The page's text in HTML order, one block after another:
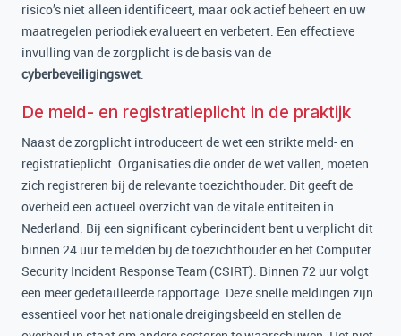
risico’s niet alleen identificeert, maar ook actief beheert en uw
maatregelen periodiek evalueert en verbetert. Een effectieve
invulling van de zorgplicht is de basis van de
cyberbeveiligingswet.
De meld- en registratieplicht in de praktijk
Naast de zorgplicht introduceert de wet een strikte meld- en
registratieplicht. Organisaties die onder de wet vallen, moeten
zich registreren bij de relevante toezichthouder. Dit geeft de
overheid een actueel overzicht van de vitale entiteiten in
Nederland. Bij een significant cyberincident bent u verplicht dit
binnen 24 uur te melden bij de toezichthouder en het Computer
Security Incident Response Team (CSIRT). Binnen 72 uur volgt
een meer gedetailleerde rapportage. Deze snelle meldingen zijn
essentieel voor het nationale dreigingsbeeld en stellen de